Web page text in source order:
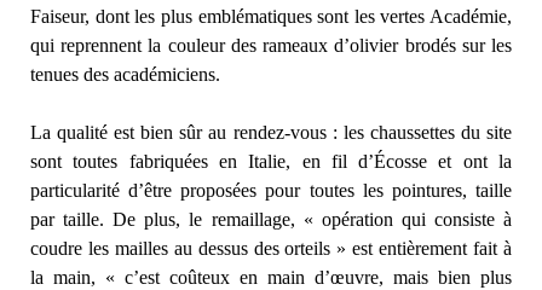
Faiseur, dont les plus emblématiques sont les vertes Académie,
qui reprennent la couleur des rameaux d’olivier brodés sur les
tenues des académiciens.
La qualité est bien sûr au rendez-vous : les chaussettes du site
sont toutes fabriquées en Italie, en fil d’Écosse et ont la
particularité d’être proposées pour toutes les pointures, taille
par taille. De plus, le remaillage, « opération qui consiste à
coudre les mailles au dessus des orteils » est entièrement fait à
la main, « c’est coûteux en main d’œuvre, mais bien plus